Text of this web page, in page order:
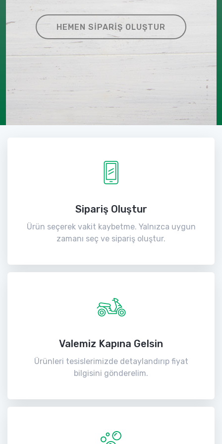
HEMEN SIPARIŞ OLUŞTUR
Sipariş Oluştur
Ürün seçerek vakit kaybetme. Yalnızca uygun
zamanı seç ve sipariş oluştur.
Valemiz Kapına Gelsin
Ürünleri tesislerimizde detaylandırıp fiyat
bilgisini gönderelim.